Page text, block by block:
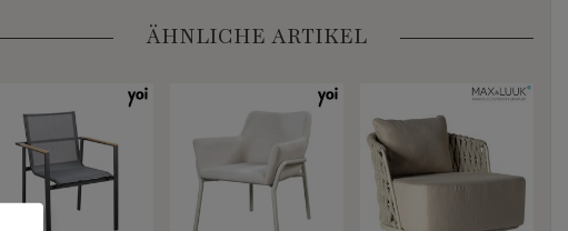
ÄHNLICHE ARTIKEL